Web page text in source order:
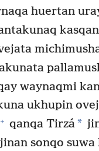
huertan
waynaqmi
ukhupin
+ qanqa Tirzá*
sonqo suwa